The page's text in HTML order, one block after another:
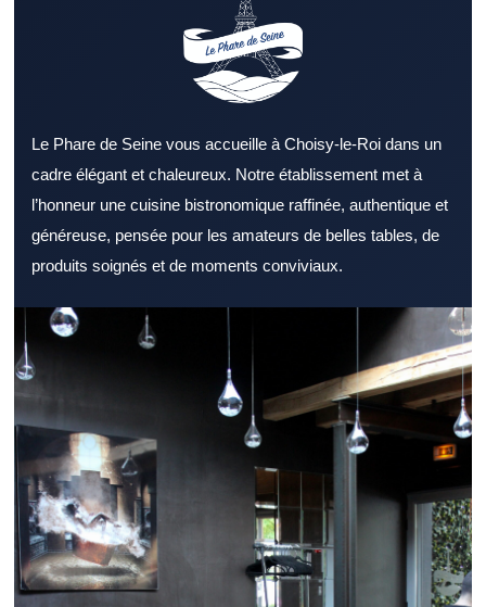
Le Phare de Seine vous accueille à Choisy-le-Roi dans un
cadre élégant et chaleureux. Notre établissement met à
l’honneur une cuisine bistronomique raffinée, authentique et
généreuse, pensée pour les amateurs de belles tables, de
produits soignés et de moments conviviaux.
Sélectionner un Restaurant Val de Marne sérieux aide à profiter
pleinement d’un bon repas. Un Restaurant Val de Marne peut
répondre à des attentes variées selon l’occasion. L’atmosphère
proposée par un Restaurant Val de Marne compte autant que la
cuisine. Un menu complet permet à un Restaurant Val de Marne
de toucher un public plus large. Un Restaurant Val de Marne
convaincant accorde une grande importance à la qualité des
produits. Un accueil chaleureux renforce naturellement l’attrait
d’un Restaurant Val de Marne. La situation géographique d’un
Restaurant Val de Marne reste un critère pratique important. Un
Restaurant Val de Marne bien préparé pour le service du midi
offre un réel confort. Un dîner réussi passe souvent par un
Restaurant Val de Marne à l’ambiance soignée. Un Restaurant
Val de Marne soigné offre un environnement favorable aux